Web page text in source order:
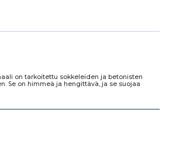
on tarkoitettu sokkeleiden ja betonisten
Se on himmeä ja hengittävä, ja se suojaa